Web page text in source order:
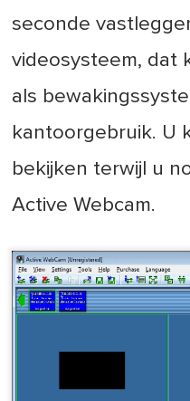
seconde
videosysteem, dat
als
kantoorgebruik. U
bekijken terwijl u
Active Webcam.